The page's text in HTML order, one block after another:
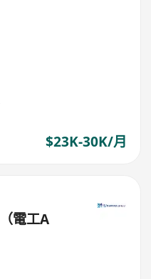
$23K-30K/月
電工A